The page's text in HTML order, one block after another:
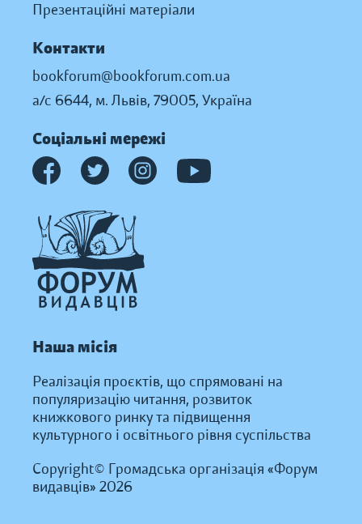
Презентаційні матеріали
Контакти
bookforum@bookforum.com.ua
а/с 6644, м. Львів, 79005, Україна
Соціальні мережі
Наша місія
Реалізація проєктів, що спрямовані на
популяризацію читання, розвиток
книжкового ринку та підвищення
культурного і освітнього рівня суспільства
Copyright© Громадська організація «Форум
видавців» 2026